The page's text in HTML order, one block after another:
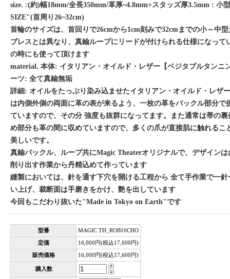
size. :(約)幅18mm/全長350mm/革厚~4.8mm+スタッズ厚3.5mm : 小
SIZE"(首周り26~32cm)
首輪のサイズは、首回りで26cmから1cm刻みで32cmまでの小～中
ブレスとは異なり、真鍮ループにリードが付けられる仕様になって
の時にも使って頂けます
material. 本体: イタリアン・オイルド・レザー【ベジタブルタンニ
ーツ: 全て真鍮無垢
詳細: オイルをたっぷり染み込ませたイタリアン・オイルド・レザ
は内側外側の両面に革の表が来るよう、一枚の革をバックル部分で
ていますので、その分 強度も抜群になってます。また通常は帯の
め部分も革の間に収めていますので、多くの爪が直接肌に触れるこ
美しいです。
真鍮バックル、ループ共にMagic Theaterオリジナルで、デザイン
削り出す作業から丹精込めて作っています
縫製においては、針を通す下穴を開ける工程から 全て手作業で一
い上げ、裁断面は手磨きをかけ、艶を出しています
今回もこだわり抜いた"Made in Tokyo on Earth"です
型番
MAGIC TH_ROB10CHO
定価
16,000円(税込17,600円)
販売価格
16,000円(税込17,600円)
購入数